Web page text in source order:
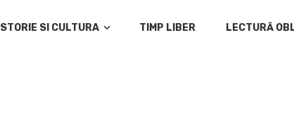
ISTORIE SI CULTURA TIMP LIBER LECTURĂ